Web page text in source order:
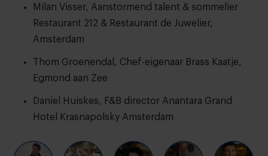
Milan Visser, Aanstormend talent & sommelier
Restaurant 212 & Restaurant de Juwelier,
Amsterdam
Thom Groenendal, Chef-eigenaar Brass Kaatje,
Egmond aan Zee
Daniel Huiskes, F&B director Anantara Grand
Hotel Krasnapolsky Amsterdam